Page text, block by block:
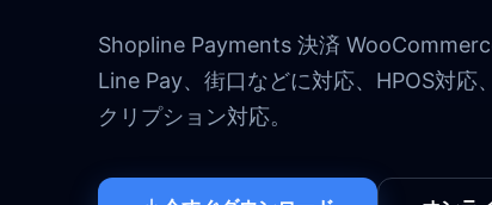
Shopline Payments 決済
Line Pay、街口などに対応、HPOS対応
クリプション対応。